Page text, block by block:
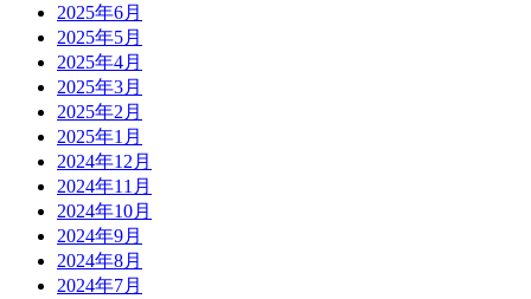
2025年6月
2025年5月
2025年4月
2025年3月
2025年2月
2025年1月
2024年12月
2024年11月
2024年10月
2024年9月
2024年8月
2024年7月